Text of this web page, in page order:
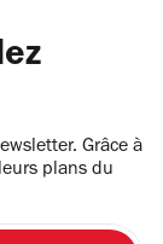
Grâce à
plans du